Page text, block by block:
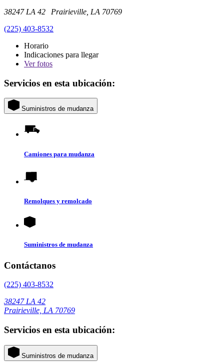
38247 LA 42 Prairieville, LA 70769
(225) 403-8532
Horario
Indicaciones para llegar
Verfotos
Servicios en esta ubicación:
Suministros de mudanza
Camiones para mudanza
Remolques y remolcado
Suministros de mudanza
Contáctanos
(225) 403-8532
38247 LA 42
Prairieville, LA 70769
Servicios en esta ubicación:
Suministros de mudanza